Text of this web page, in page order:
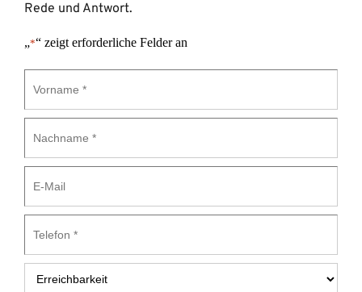
Rede und Antwort.
„*“ zeigt erforderliche Felder an
Mail